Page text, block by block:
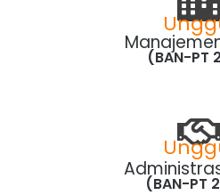
(BAN-PT
(BAN-PT